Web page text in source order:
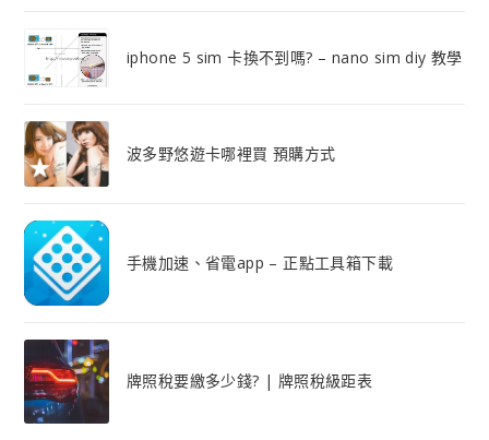
iphone 5 sim 卡換不到嗎? – nano sim diy 教學
波多野悠遊卡哪裡買 預購方式
手機加速、省電app – 正點工具箱下載
牌照稅要繳多少錢? | 牌照稅級距表